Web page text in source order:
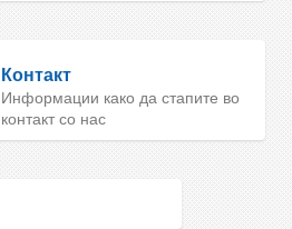
Контакт
Информации како да стапите во
контакт со нас